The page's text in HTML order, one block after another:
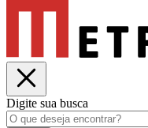
Digite sua busca